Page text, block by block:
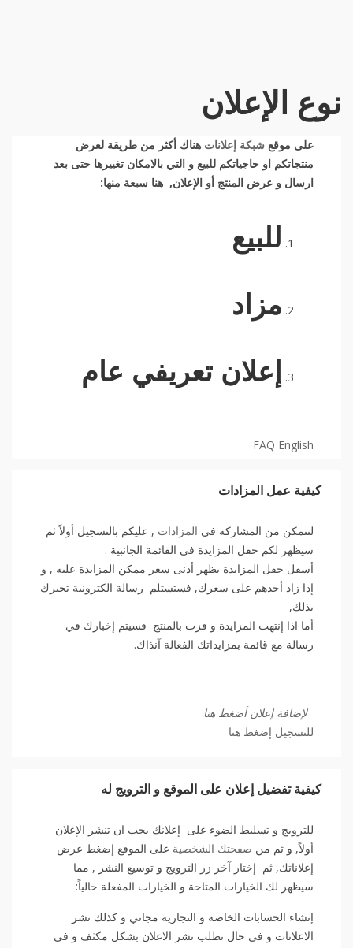
نوع الإعلان
على موقع شبكة إعلانات هناك أكثر من طريقة لعرض
منتجاتكم او حاجياتكم للبيع و التي بالامكان تغييرها حتى بعد
ارسال و عرض المنتج أو الإعلان, هنا سبعة منها:
للبيع
مزاد
إعلان تعريفي عام
FAQ English
كيفية عمل المزادات
لتتمكن من المشاركة في المزادات , عليكم بالتسجيل أولاً ثم
سيظهر لكم حقل المزايدة في القائمة الجانبية .
أسفل حقل المزايدة يظهر أدنى سعر ممكن المزايدة عليه , و
إذا زاد أحدهم على سعرك, فستستلم رسالة الكترونية تخبرك
بذلك,
أما اذا إنتهت المزايدة و فزت بالمنتج فسيتم إخبارك في
رسالة مع قائمة بمزايداتك الفعالة آنذاك.
لإضافة إعلان أضغط هنا
للتسجيل إضغط هنا
كيفية تفضيل إعلان على الموقع و الترويج له
للترويج و تسليط الضوء على إعلانك يجب ان تنشر الإعلان
أولاً, و ثم من صفحتك الشخصية على الموقع إضغط عرض
إعلاناتك, ثم إختار آخر زر الترويج و توسيع النشر , مما
سيظهر لك الخيارات المتاحة و الخيارات المفعلة حالياً:
إنشاء الحسابات الخاصة و التجارية مجاني و كذلك نشر
الاعلانات و في حال تطلب نشر الاعلان بشكل مكثف و في